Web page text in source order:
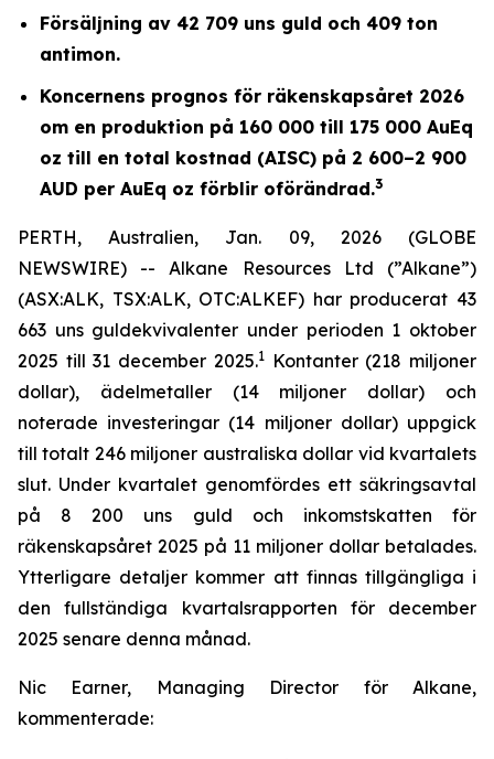
Försäljning av 42 709 uns guld och 409 ton
antimon.
Koncernens prognos för räkenskapsåret 2026
om en produktion på 160 000 till 175 000 AuEq
oz till en total kostnad (AISC) på 2 600–2 900
AUD per AuEq oz förblir oförändrad.3
PERTH, Australien, Jan. 09, 2026 (GLOBE
NEWSWIRE) -- Alkane Resources Ltd (”Alkane”)
(ASX:ALK, TSX:ALK, OTC:ALKEF) har producerat 43
663 uns guldekvivalenter under perioden 1 oktober
2025 till 31 december 2025.1Kontanter (218 miljoner
dollar), ädelmetaller (14 miljoner dollar) och
noterade investeringar (14 miljoner dollar) uppgick
till totalt 246 miljoner australiska dollar vid kvartalets
slut. Under kvartalet genomfördes ett säkringsavtal
på 8 200 uns guld och inkomstskatten för
räkenskapsåret 2025 på 11 miljoner dollar betalades.
Ytterligare detaljer kommer att finnas tillgängliga i
den fullständiga kvartalsrapporten för december
2025 senare denna månad.
Nic Earner, Managing Director för Alkane,
kommenterade: